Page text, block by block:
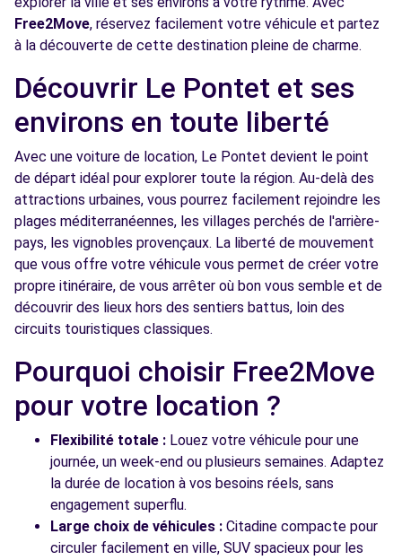
Free2Move Rent - CARROSSERIE SORGUES
AUTOMOBILES - SORGUES (C)
6.2
km
AVENUE LEONARD DE VINCI
SORGUES, 84700
Voir l'agence
Free2Move Rent - SARL GARAGE BRUN - ST-
SATURNIN-LES-AVIGNON (C)
6.3
km
ROUTE DE GADAGNE
ST-SATURNIN-LES-AVIGNON, 84450
Free2Move Rent - AUTOCITE -
CHATEAURENARD (C)
km
AVENUE JEAN-BAPTISTE TRON
Voir l'agence
Voir toutes les agences
Free2Move, réservez facilement votre véhicule et partez
à la découverte de cette destination pleine de charme.
Découvrir Le Pontet et ses
environs en toute liberté
Avec une voiture de location, Le Pontet devient le point
de départ idéal pour explorer toute la région. Au-delà des
attractions urbaines, vous pourrez facilement rejoindre les
plages méditerranéennes, les villages perchés de l'arrière-
pays, les vignobles provençaux. La liberté de mouvement
que vous offre votre véhicule vous permet de créer votre
propre itinéraire, de vous arrêter où bon vous semble et de
découvrir des lieux hors des sentiers battus, loin des
circuits touristiques classiques.
Pourquoi choisir Free2Move
pour votre location ?
Flexibilité totale : Louez votre véhicule pour une
journée, un week-end ou plusieurs semaines. Adaptez
la durée de location à vos besoins réels, sans
engagement superflu.
Large choix de véhicules : Citadine compacte pour
circuler facilement en ville, SUV spacieux pour les